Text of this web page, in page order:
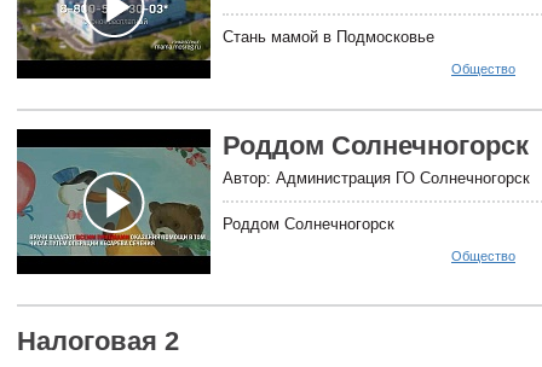
Стань мамой в Подмосковье
Общество
Роддом Солнечногорск
Автор: Администрация ГО Солнечногорск
Роддом Солнечногорск
Общество
Налоговая 2